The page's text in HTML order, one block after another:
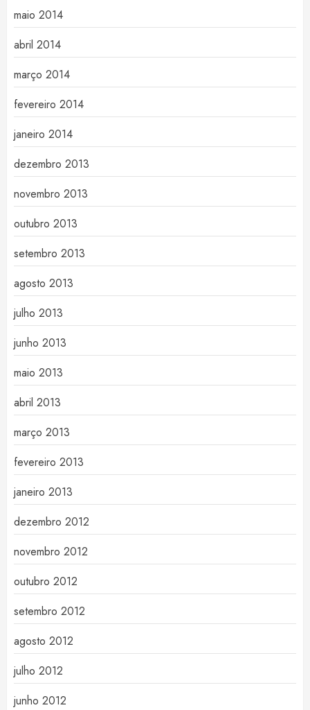
maio 2014
abril 2014
março 2014
fevereiro 2014
janeiro 2014
dezembro 2013
novembro 2013
outubro 2013
setembro 2013
agosto 2013
julho 2013
junho 2013
maio 2013
abril 2013
março 2013
fevereiro 2013
janeiro 2013
dezembro 2012
novembro 2012
outubro 2012
setembro 2012
agosto 2012
julho 2012
junho 2012